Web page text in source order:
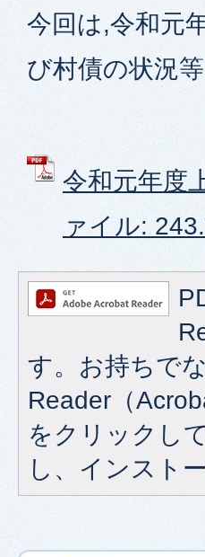
今回は,令和元
び村債の状況
令和元年度
ァイル:
す。お持ちで
Reader（
をクリックし
し、インスト